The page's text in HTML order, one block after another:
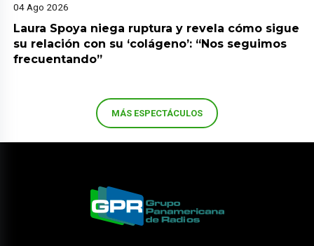
04 Ago 2026
Laura Spoya niega ruptura y revela cómo sigue
su relación con su ‘colágeno’: “Nos seguimos
frecuentando”
MÁS ESPECTÁCULOS